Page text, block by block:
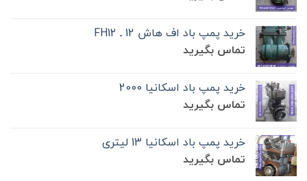
خرید پمپ باد اف هاش 12 ـ FH12
تماس بگیرید
خرید پمپ باد اسکانیا 2000
تماس بگیرید
خرید پمپ باد اسکانیا 13 لیتری
تماس بگیرید